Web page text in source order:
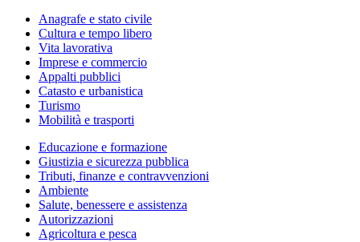
Anagrafe e stato civile
Cultura e tempo libero
Vita lavorativa
Imprese e commercio
Appalti pubblici
Catasto e urbanistica
Turismo
Mobilità e trasporti
Educazione e formazione
Giustizia e sicurezza pubblica
Tributi, finanze e contravvenzioni
Ambiente
Salute, benessere e assistenza
Autorizzazioni
Agricoltura e pesca